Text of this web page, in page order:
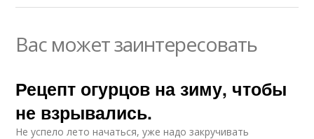
Вас может заинтересовать
Рецепт огурцов на зиму, чтобы
не взрывались.
Не успело лето начаться, уже надо закручивать